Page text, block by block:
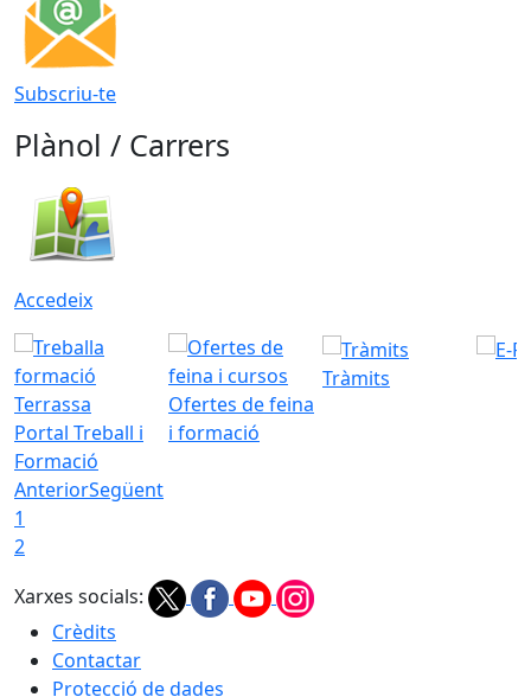
Subscriu-te
Plànol / Carrers
Accedeix
Portal Treball i
Formació
Ofertes de feina
i formació
Tràmits
AnteriorSegüent
1
2
Xarxes socials:
Crèdits
Contactar
Protecció de dades